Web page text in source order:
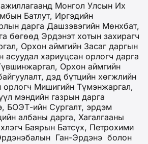
Монгол Улсын Их
Батлут, Иргэдийн
дарга Дашзэвэгийн Мөнхбат,
бөгөөд Эрдэнэт хотын захирагч
Орхон аймгийн Засаг даргын
асуудал хариуцсан орлогч дарга
Орхон аймгийн
дэд бүтцийн хөгжлийн
орлогч Мишигийн Түмэнжаргал,
мэндийн газрын дарга
БОЭТ-ийн Сургалт, эрдэм
албаны дарга, Хагалгааны
Баярын Батсүх, Петрохими
Ган-Эрдэнэ болон